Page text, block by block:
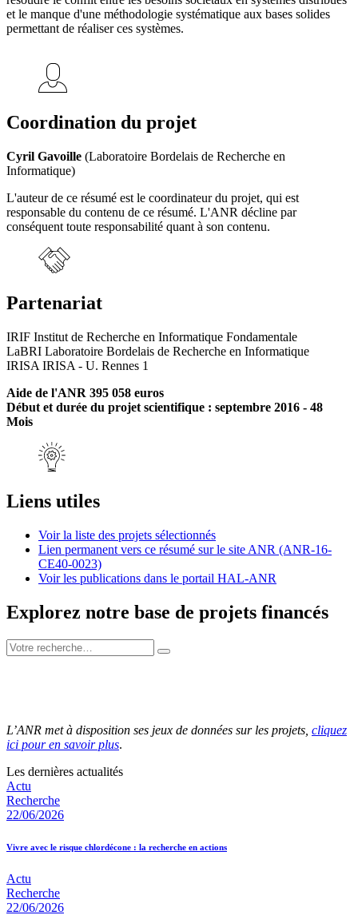
et le manque d'une méthodologie systématique aux bases solides
permettant de réaliser ces systèmes.
Coordination du projet
Cyril Gavoille (Laboratoire Bordelais de Recherche en
Informatique)
L'auteur de ce résumé est le coordinateur du projet, qui est
responsable du contenu de ce résumé. L'ANR décline par
conséquent toute responsabilité quant à son contenu.
Partenariat
IRIF Institut de Recherche en Informatique Fondamentale
LaBRI Laboratoire Bordelais de Recherche en Informatique
IRISA IRISA - U. Rennes 1
Aide de l'ANR 395 058 euros
Début et durée du projet scientifique : septembre 2016 - 48
Mois
Liens utiles
Voir la liste des projets sélectionnés
Lien permanent vers ce résumé sur le site ANR (ANR-16-
CE40-0023)
Voir les publications dans le portail HAL-ANR
Explorez notre base de projets financés
L’ANR met à disposition ses jeux de données sur les projets, cliquez
ici pour en savoir plus.
Les dernières actualités
Actu
Recherche
22/06/2026
Vivre avec le risque chlordécone : la recherche en actions
Actu
Recherche
22/06/2026